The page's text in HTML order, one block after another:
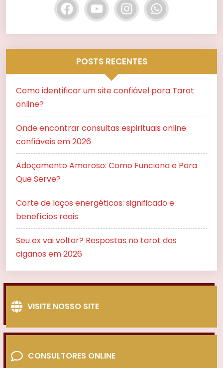
POSTS RECENTES
Como identificar um site confiável para Tarot
online?
Onde encontrar consultas espirituais online
confiáveis em 2026
Adoçamento Amoroso: Como Funciona e Para
Que Serve?
Corte de laços energéticos: significado e
benefícios reais
Seu ex vai voltar? Respostas no tarot dos
ciganos em 2026
VISITE NOSSO SITE
CONSULTORES ONLINE